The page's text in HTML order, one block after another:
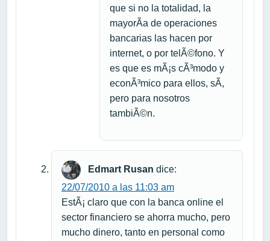
que si no la totalidad, la
mayorÃ­a de operaciones
bancarias las hacen por
internet, o por telÃ©fono. Y
es que es mÃ¡s cÃ³modo y
econÃ³mico para ellos, sÃ­,
pero para nosotros
tambiÃ©n.
Edmart Rusan dice:
22/07/2010 a las 11:03 am
EstÃ¡ claro que con la banca online el
sector financiero se ahorra mucho, pero
mucho dinero, tanto en personal como